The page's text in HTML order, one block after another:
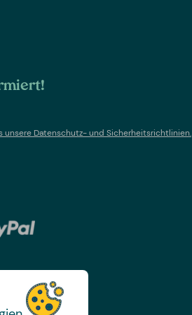
unsere Datenschutz- und Sicherheitsrichtlinien.